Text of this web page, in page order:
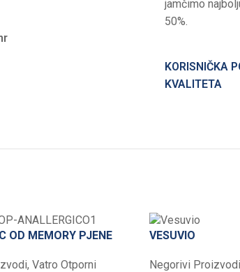
jamčimo
50%.
KORISNIČKA
KVALITETA
OD MEMORY PJENE
, Vatro Otporni
VESUVIO
Negorivi Proizvodi